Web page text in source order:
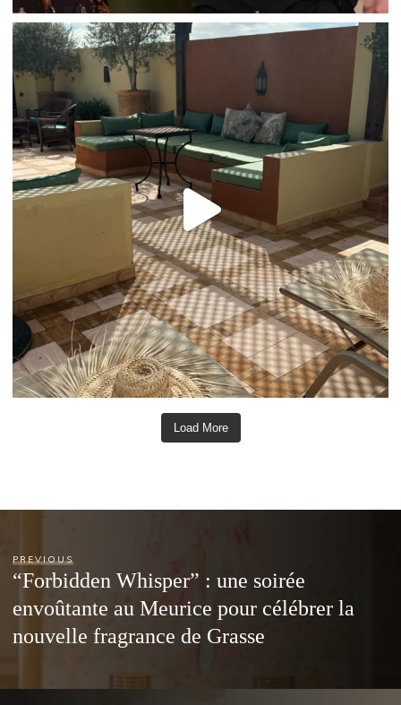
Load More
PREVIOUS
“Forbidden Whisper” : une soirée
envoûtante au Meurice pour célébrer la
nouvelle fragrance de Grasse